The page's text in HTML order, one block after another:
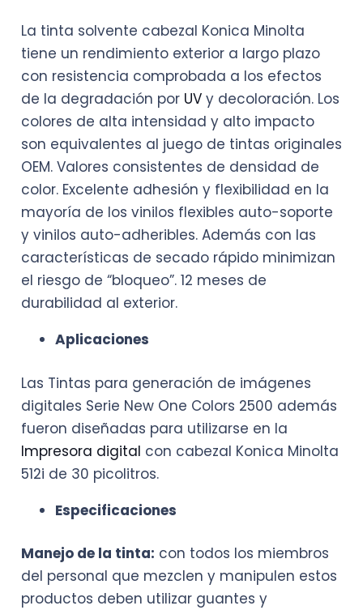
La tinta solvente cabezal Konica Minolta
tiene un rendimiento exterior a largo plazo
con resistencia comprobada a los efectos
de la degradación por UVy decoloración. Los
colores de alta intensidad y alto impacto
son equivalentes al juego de tintas originales
OEM. Valores consistentes de densidad de
color. Excelente adhesión y flexibilidad en la
mayoría de los vinilos flexibles auto-soporte
y vinilos auto-adheribles. Además con las
características de secado rápido minimizan
el riesgo de “bloqueo”. 12 meses de
durabilidad al exterior.
Aplicaciones
Las Tintas para generación de imágenes
digitales Serie New One Colors 2500 además
fueron diseñadas para utilizarse en la
Impresora digital con cabezal Konica Minolta
512i de 30 picolitros.
Especificaciones
Manejo de la tinta: con todos los miembros
del personal que mezclen y manipulen estos
productos deben utilizar guantes y